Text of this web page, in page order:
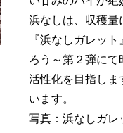
浜なしは、収穫量
『浜なしガレッ
ろう～第２弾に
活性化を目指しま
います。
写真：浜なしガレ